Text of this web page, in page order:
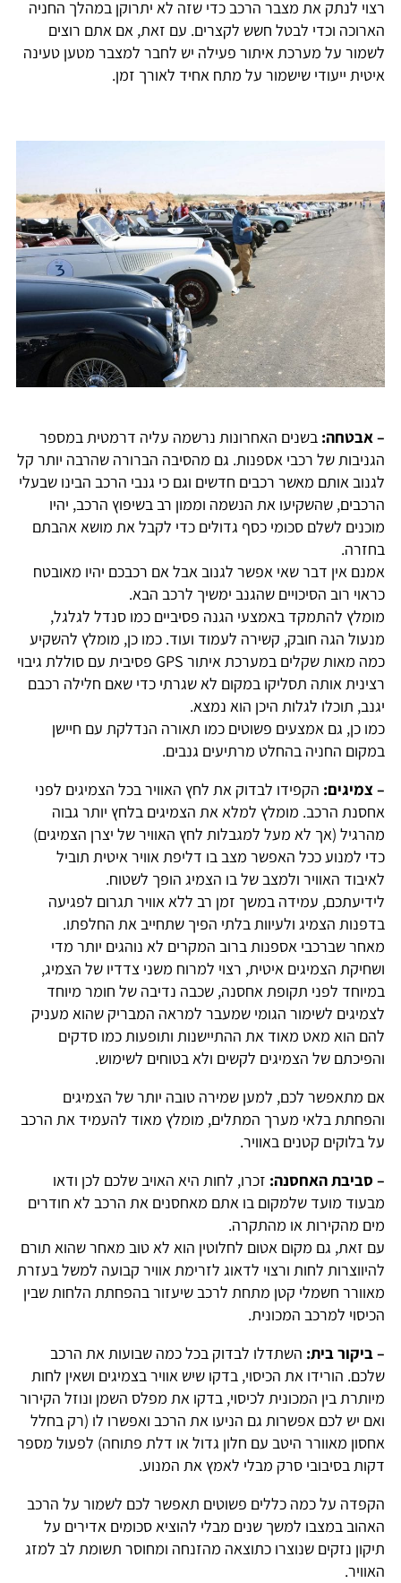
רצוי לנתק את מצבר הרכב כדי שזה לא יתרוקן במהלך החניה
הארוכה וכדי לבטל חשש לקצרים. עם זאת, אם אתם רוצים
לשמור על מערכת איתור פעילה יש לחבר למצבר מטען טעינה
איטית ייעודי שישמור על מתח אחיד לאורך זמן.
– אבטחה: בשנים האחרונות נרשמה עליה דרמטית במספר
הגניבות של רכבי אספנות. גם מהסיבה הברורה שהרבה יותר קל
לגנוב אותם מאשר רכבים חדשים וגם כי גנבי הרכב הבינו שבעלי
הרכבים, שהשקיעו את הנשמה וממון רב בשיפוץ הרכב, יהיו
מוכנים לשלם סכומי כסף גדולים כדי לקבל את מושא אהבתם
בחזרה.
אמנם אין דבר שאי אפשר לגנוב אבל אם רכבכם יהיו מאובטח
כראוי רוב הסיכויים שהגנב ימשיך לרכב הבא.
מומלץ להתמקד באמצעי הגנה פסיביים כמו סנדל לגלגל,
מנעול הגה חובק, קשירה לעמוד ועוד. כמו כן, מומלץ להשקיע
כמה מאות שקלים במערכת איתור GPS פסיבית עם סוללת גיבוי
רצינית אותה תסליקו במקום לא שגרתי כדי שאם חלילה רכבם
יגנב, תוכלו לגלות היכן הוא נמצא.
כמו כן, גם אמצעים פשוטים כמו תאורה הנדלקת עם חיישן
במקום החניה בהחלט מרתיעים גנבים.
– צמיגים: הקפידו לבדוק את לחץ האוויר בכל הצמיגים לפני
אחסנת הרכב. מומלץ למלא את הצמיגים בלחץ יותר גבוה
מהרגיל (אך לא מעל למגבלות לחץ האוויר של יצרן הצמיגים)
כדי למנוע ככל האפשר מצב בו דליפת אוויר איטית תוביל
לאיבוד האוויר ולמצב של בו הצמיג הופך לשטוח.
לידיעתכם, עמידה במשך זמן רב ללא אוויר תגרום לפגיעה
בדפנות הצמיג ולעיוות בלתי הפיך שתחייב את החלפתו.
מאחר שברכבי אספנות ברוב המקרים לא נוהגים יותר מדי
ושחיקת הצמיגים איטית, רצוי למרוח משני צדדיו של הצמיג,
במיוחד לפני תקופת אחסנה, שכבה נדיבה של חומר מיוחד
לצמיגים לשימור הגומי שמעבר למראה המבריק שהוא מעניק
להם הוא מאט מאוד את ההתיישנות ותופעות כמו סדקים
והפיכתם של הצמיגים לקשים ולא בטוחים לשימוש.
אם מתאפשר לכם, למען שמירה טובה יותר של הצמיגים
והפחתת בלאי מערך המתלים, מומלץ מאוד להעמיד את הרכב
על בלוקים קטנים באוויר.
– סביבת האחסנה: זכרו, לחות היא האויב שלכם לכן ודאו
מבעוד מועד שלמקום בו אתם מאחסנים את הרכב לא חודרים
מים מהקירות או מהתקרה.
עם זאת, גם מקום אטום לחלוטין הוא לא טוב מאחר שהוא תורם
להיווצרות לחות ורצוי לדאוג לזרימת אוויר קבועה למשל בעזרת
מאוורר חשמלי קטן מתחת לרכב שיעזור בהפחתת הלחות שבין
הכיסוי למרכב המכונית.
– ביקור בית: השתדלו לבדוק בכל כמה שבועות את הרכב
שלכם. הורידו את הכיסוי, בדקו שיש אוויר בצמיגים ושאין לחות
מיותרת בין המכונית לכיסוי, בדקו את מפלס השמן ונוזל הקירור
ואם יש לכם אפשרות גם הניעו את הרכב ואפשרו לו (רק בחלל
אחסון מאוורר היטב עם חלון גדול או דלת פתוחה) לפעול מספר
דקות בסיבובי סרק מבלי לאמץ את המנוע.
הקפדה על כמה כללים פשוטים תאפשר לכם לשמור על הרכב
האהוב במצבו למשך שנים מבלי להוציא סכומים אדירים על
תיקון נזקים שנוצרו כתוצאה מהזנחה ומחוסר תשומת לב למזג
האוויר.